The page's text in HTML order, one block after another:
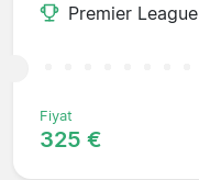
Premier League
Fiyat
325 €